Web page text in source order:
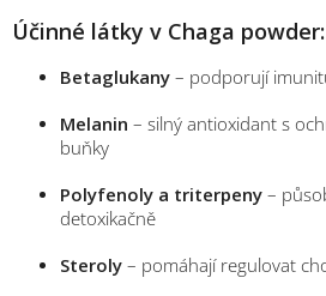
Účinné látky v Chaga powder:
Betaglukany – podporují
Melanin – silný antioxidant s
buňky
Polyfenoly a triterpeny –
detoxikačně
Steroly – pomáhají regulovat